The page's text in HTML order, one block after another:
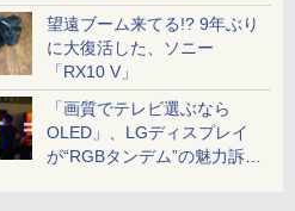
望遠ブーム来てる!? 9年ぶり
に大復活した、ソニー
「RX10 V」
「画質でテレビ選ぶなら
OLED」、LGディスプレイ
が“RGBタンデム”の魅力訴